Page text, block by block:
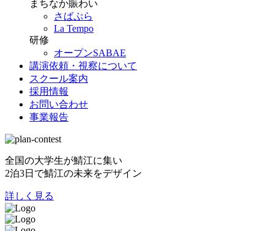
まちなか賑わい
さばぷら
La Tempo
研修
オープンSABAE
講演依頼・視察について
スクール案内
採用情報
お問い合わせ
事業報告
全国の大学生が鯖江に集い
2泊3日で鯖江の未来をデザイン
詳しく見る